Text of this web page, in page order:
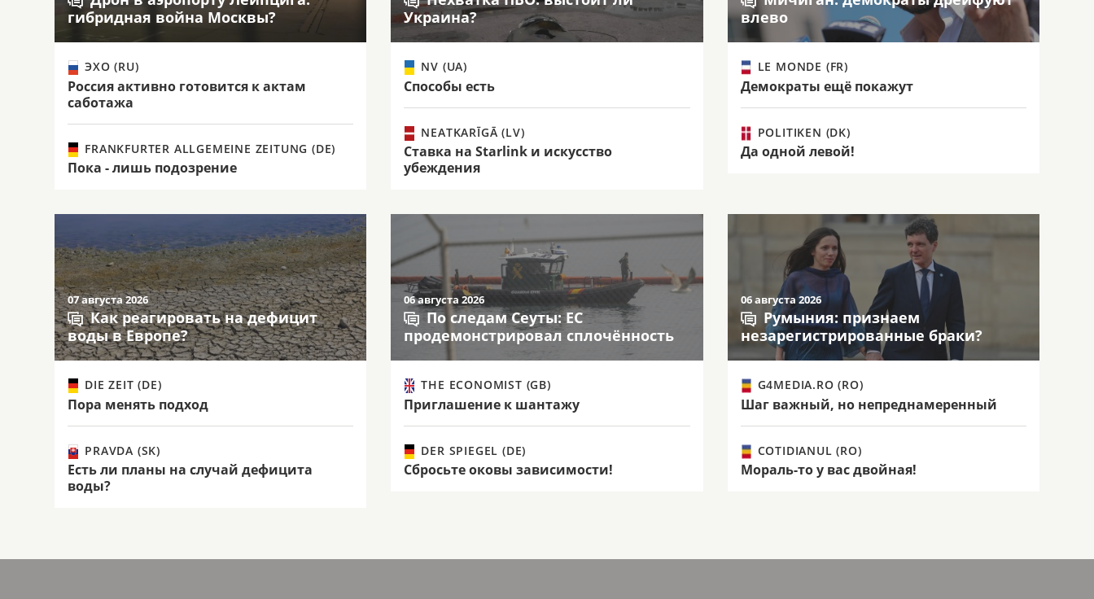
гибридная война Москвы?
ЭХО (RU)
Россия активно готовится к актам
саботажа
FRANKFURTER ALLGEMEINE ZEITUNG (DE)
Пока - лишь подозрение
Украина?
NV (UA)
Способы есть
NEATKARĪGĀ (LV)
Ставка на Starlink и искусство
убеждения
влево
LE MONDE (FR)
Демократы ещё покажут
POLITIKEN (DK)
Да одной левой!
07 августа 2026
Как реагировать на дефицит
воды в Европе?
DIE ZEIT (DE)
Пора менять подход
PRAVDA (SK)
Есть ли планы на случай дефицита
воды?
06 августа 2026
По следам Сеуты: ЕС
продемонстрировал сплочённость
THE ECONOMIST (GB)
Приглашение к шантажу
DER SPIEGEL (DE)
Сбросьте оковы зависимости!
06 августа 2026
Румыния: признаем
незарегистрированные браки?
G4MEDIA.RO (RO)
Шаг важный, но непреднамеренный
COTIDIANUL (RO)
Мораль-то у вас двойная!